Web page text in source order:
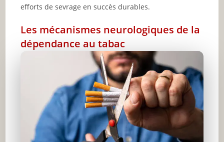
efforts de sevrage en succès durables.
Les mécanismes neurologiques de la
dépendance au tabac